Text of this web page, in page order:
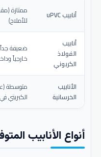
أنابيب uPVC
ممتازة
للأملاح)
أنابيب
الفولاذ
الكربوني
ضعيفة
خارجياً
الأنابيب
الخرسانية
متوسطة
الكبريتي
أنواع الأنابيب